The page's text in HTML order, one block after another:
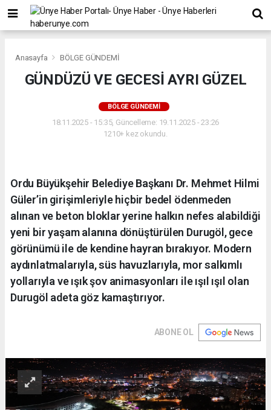
Anasayfa BÖLGE GÜNDEMİ
GÜNDÜZÜ VE GECESİ AYRI GÜZEL
BÖLGE GÜNDEMİ
18.11.2025 - 15:35, Güncelleme: 19.11.2025 - 23:26
1210+ kez okundu.
Ordu Büyükşehir Belediye Başkanı Dr. Mehmet Hilmi
Güler’in girişimleriyle hiçbir bedel ödenmeden
alınan ve beton bloklar yerine halkın nefes alabildiği
yeni bir yaşam alanına dönüştürülen Durugöl, gece
görünümü ile de kendine hayran bırakıyor. Modern
aydınlatmalarıyla, süs havuzlarıyla, mor salkımlı
yollarıyla ve ışık şov animasyonları ile ışıl ışıl olan
Durugöl adeta göz kamaştırıyor.
ABONE OL